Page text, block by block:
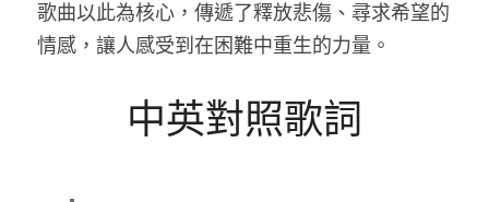
歌曲以此為核心，傳遞了釋放悲傷、尋求希望的
情感，讓人感受到在困難中重生的力量。
中英對照歌詞